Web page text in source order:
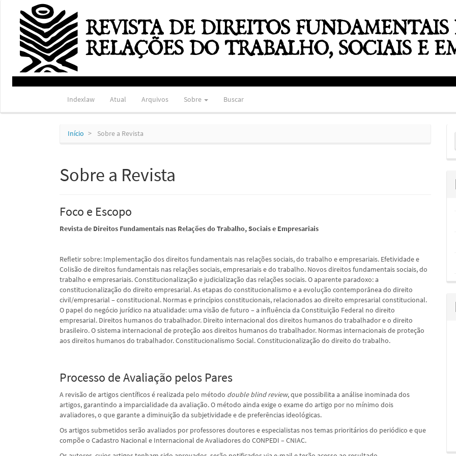
Navegação
Principal
Conteúdo
principal
Barra
Lateral
Indexlaw Atual Arquivos Sobre Buscar
Início Sobre a Revista
Sobre a Revista
Foco e Escopo
Revista de Direitos Fundamentais nas Relações do Trabalho, Sociais e Empresariais
Refletir sobre: Implementação dos direitos fundamentais nas relações sociais, do trabalho e empresariais. Efetividade e
Colisão de direitos fundamentais nas relações sociais, empresariais e do trabalho. Novos direitos fundamentais sociais, do
trabalho e empresariais. Constitucionalização e judicialização das relações sociais. O aparente paradoxo: a
constitucionalização do direito empresarial. As etapas do constitucionalismo e a evolução contemporânea do direito
civil/empresarial – constitucional. Normas e princípios constitucionais, relacionados ao direito empresarial constitucional.
O papel do negócio jurídico na atualidade: uma visão de futuro – a influência da Constituição Federal no direito
empresarial. Direitos humanos do trabalhador. Direito internacional dos direitos humanos do trabalhador e o direito
brasileiro. O sistema internacional de proteção aos direitos humanos do trabalhador. Normas internacionais de proteção
aos direitos humanos do trabalhador. Constitucionalismo Social. Constitucionalização do direito do trabalho.
Processo de Avaliação pelos Pares
A revisão de artigos científicos é realizada pelo método double blind review, que possibilita a análise inominada dos
artigos, garantindo a imparcialidade da avaliação. O método ainda exige o exame do artigo por no mínimo dois
avaliadores, o que garante a diminuição da subjetividade e de preferências ideológicas.
Os artigos submetidos serão avaliados por professores doutores e especialistas nos temas prioritários do periódico e que
compõe o Cadastro Nacional e Internacional de Avaliadores do CONPEDI – CNIAC.